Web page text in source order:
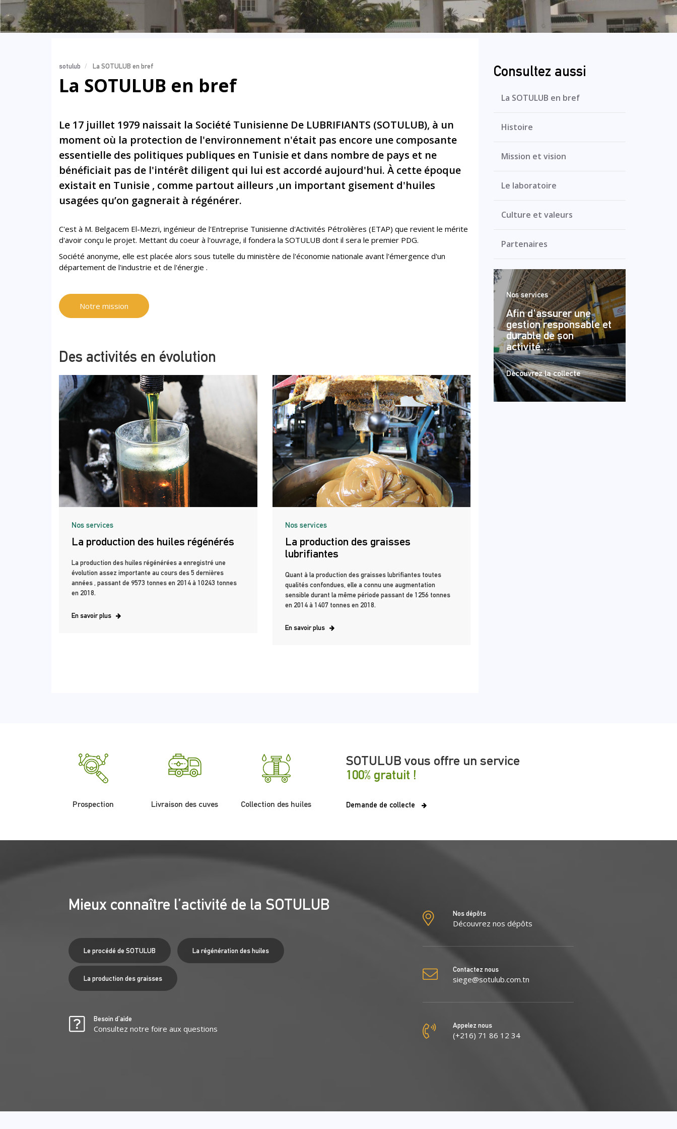
sotulub La SOTULUB en bref
La SOTULUB en bref
Le 17 juillet 1979 naissait la Société Tunisienne De LUBRIFIANTS (SOTULUB), à un
moment où la protection de l'environnement n'était pas encore une composante
essentielle des politiques publiques en Tunisie et dans nombre de pays et ne
bénéficiait pas de l'intérêt diligent qui lui est accordé aujourd'hui. À cette époque
existait en Tunisie , comme partout ailleurs ,un important gisement d'huiles
usagées qu’on gagnerait à régénérer.
C'est à M. Belgacem El-Mezri, ingénieur de l'Entreprise Tunisienne d'Activités Pétrolières (ETAP) que revient le mérite
d'avoir conçu le projet. Mettant du coeur à l'ouvrage, il fondera la SOTULUB dont il sera le premier PDG.
Société anonyme, elle est placée alors sous tutelle du ministère de l'économie nationale avant l'émergence d'un
département de l'industrie et de l'énergie .
Notre mission
Des activités en évolution
Nos services
La production des huiles régénérés
La production des huiles régénérées a enregistré une
évolution assez importante au cours des 5 dernières
années , passant de 9573 tonnes en 2014 à 10243 tonnes
en 2018.
En savoir plus
Nos services
La production des graisses
lubrifiantes
Quant à la production des graisses lubrifiantes toutes
qualités confondues, elle a connu une augmentation
sensible durant la même période passant de 1256 tonnes
en 2014 à 1407 tonnes en 2018.
En savoir plus
Consultez aussi
La SOTULUB en bref
Histoire
Mission et vision
Le laboratoire
Culture et valeurs
Partenaires
Nos services
Afin d'assurer une
gestion responsable et
durable de son
activité...
Découvrez la collecte
Prospection Livraison des cuves Collection des huiles
SOTULUB vous offre un service
100% gratuit !
Demande de collecte
Mieux connaître l’activité de la SOTULUB
Le procédé de SOTULUB La régénération des huiles
La production des graisses
Besoin d’aide
Consultez notre foire aux questions
Nos dépôts
Découvrez nos dépôts
Contactez nous
siege@sotulub.com.tn
Appelez nous
(+216) 71 86 12 34